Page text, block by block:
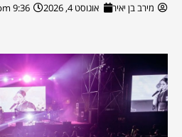
מירב בן יאיר אוגוסט 4, 2026 9:36 pm